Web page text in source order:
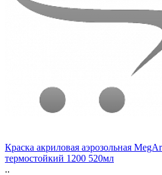
Краска акриловая аэрозольная
термостойкий 1200 520мл
..